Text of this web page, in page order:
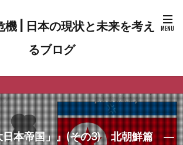
日本帝国」』(その3) 北朝鮮篇 ―